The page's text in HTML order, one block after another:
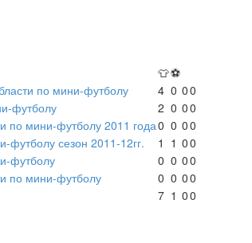
👕⚽
по мини-футболу 4 0 00
футболу 2 0 00
по мини-футболу 2011 года0 0 00
футболу сезон 2011-12гг. 1 1 00
футболу 0 0 00
по мини-футболу 0 0 00
7 1 00